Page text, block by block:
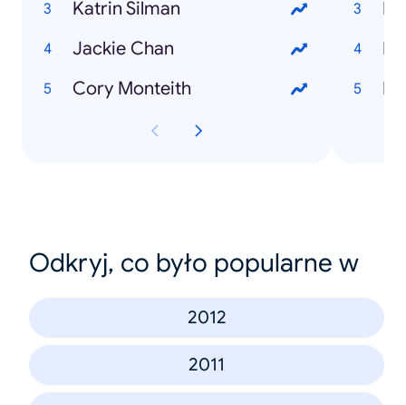
Katrin Silman
Jackie Chan
Cory Monteith
Odkryj, co było popularne w
2012
2011